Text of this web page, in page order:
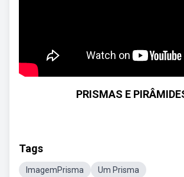
PRISMAS E
Tags
ImagemPrisma Um Prisma